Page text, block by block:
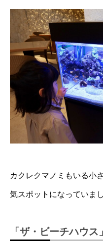
カクレクマノミもいる小
気スポットになっていまし
「ザ・ビーチハウス